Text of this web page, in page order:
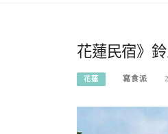
花蓮民宿》
花蓮 寫食派